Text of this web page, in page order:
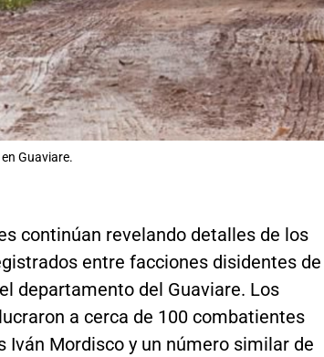
Guaviare.
continúan revelando detalles de los
entre facciones disidentes de
departamento del Guaviare. Los
a cerca de 100 combatientes
Iván Mordisco y un número similar de